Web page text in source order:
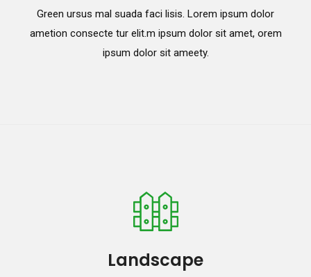
Green ursus mal suada faci lisis. Lorem ipsum dolor
ametion consecte tur elit.m ipsum dolor sit amet, orem
ipsum dolor sit ameety.
Landscape